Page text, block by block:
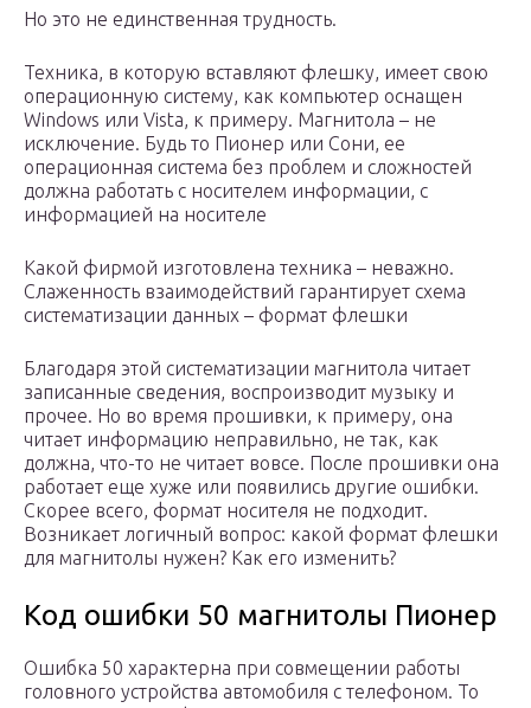
Но это не единственная трудность.
Техника, в которую вставляют флешку, имеет свою
операционную систему, как компьютер оснащен
Windows или Vista, к примеру. Магнитола – не
исключение. Будь то Пионер или Сони, ее
операционная система без проблем и сложностей
должна работать с носителем информации, с
информацией на носителе
Какой фирмой изготовлена техника – неважно.
Слаженность взаимодействий гарантирует схема
систематизации данных – формат флешки
Благодаря этой систематизации магнитола читает
записанные сведения, воспроизводит музыку и
прочее. Но во время прошивки, к примеру, она
читает информацию неправильно, не так, как
должна, что-то не читает вовсе. После прошивки она
работает еще хуже или появились другие ошибки.
Скорее всего, формат носителя не подходит.
Возникает логичный вопрос: какой формат флешки
для магнитолы нужен? Как его изменить?
Код ошибки 50 магнитолы Пионер
Ошибка 50 характерна при совмещении работы
головного устройства автомобиля с телефоном. То